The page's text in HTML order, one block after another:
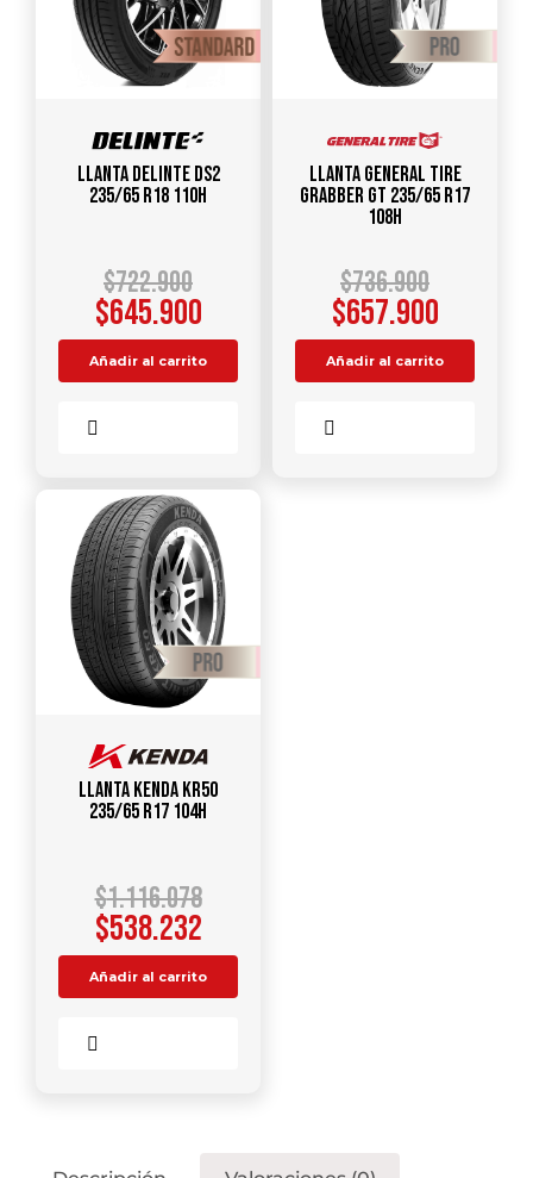
Llanta DELINTE DS2
235/65 R18 110H
$722.900
$645.900
Añadir al carrito
Llanta GENERAL TIRE
Grabber GT 235/65 R17
108H
$736.900
$657.900
Añadir al carrito
Llanta KENDA KR50
235/65 R17 104H
$1.116.078
$538.232
Añadir al carrito